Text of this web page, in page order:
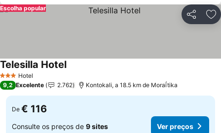
Partilhar
Escolha popular
3 EstrelasHotel
Telesilla HotelVer preços
9,2 Excelente 2.762 Kontokali, a 18.5 km de Moraḯtika
De € 116
Consulte os preços de 9 sites Ver preços